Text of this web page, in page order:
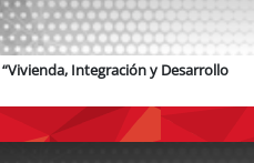
Integración y Desarrollo